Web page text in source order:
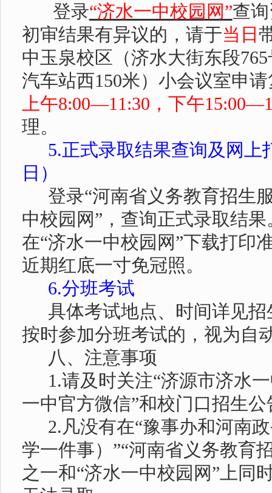
登录“济水一中校园网”查
初审结果有异议的，请于当日
中玉泉校区（济水大街东段765
汽车站西150米） 小会议室申
上午8:00—11:30 ，下午15:00—
理。
5.正式录取结果查询及 网上
日）
登录“河南省义务教育招生
中校园网”，查询正式录取结果
在“济水一中校园网”下载打印
近期红底一寸免冠照。
6.分班考试
具体考试地点、时间详见
按时参加分班考试的，视为自
八、注意事项
1.请及时关注“济源市济水
一中官方微信”和校门口招生
2.凡没有在“豫事办和河南
学一件事）”“河南省义务教育
之一和“济水一中校园网”上同